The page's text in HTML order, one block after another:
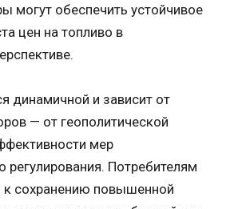
могут обеспечить устойчивое
цен на топливо в
динамичной и зависит от
— от геополитической
мер
регулирования. Потребителям
к сохранению повышенной